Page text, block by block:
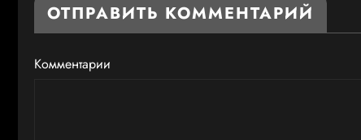
ОТПРАВИТЬ КОММЕНТАРИЙ
Комментарии